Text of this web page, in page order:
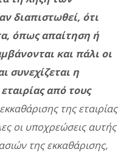
διαπιστωθεί, ότι
όπως απαίτηση ή
και πάλι οι
συνεχίζεται η
από τους
της εταιρίας
οι υποχρεώσεις αυτής
της εκκαθάρισης,